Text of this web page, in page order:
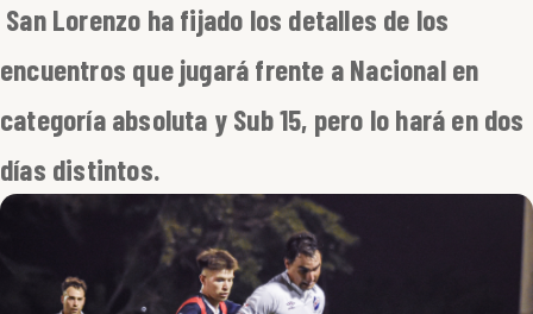
San Lorenzo ha fijado los detalles de los
encuentros que jugará frente a Nacional en
categoría absoluta y Sub 15, pero lo hará en dos
días distintos.